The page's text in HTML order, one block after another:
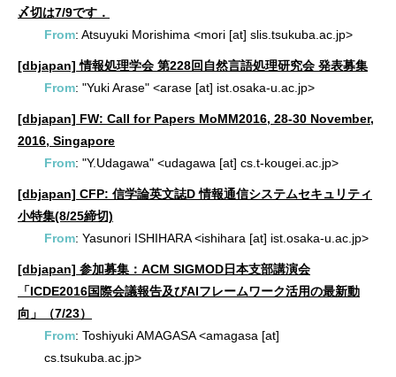
〆切は7/9です．
From: Atsuyuki Morishima <mori [at] slis.tsukuba.ac.jp>
[dbjapan] 情報処理学会 第228回自然言語処理研究会 発表募集
From: "Yuki Arase" <arase [at] ist.osaka-u.ac.jp>
[dbjapan] FW: Call for Papers MoMM2016, 28-30 November,
2016, Singapore
From: "Y.Udagawa" <udagawa [at] cs.t-kougei.ac.jp>
[dbjapan] CFP: 信学論英文誌D 情報通信システムセキュリティ
小特集(8/25締切)
From: Yasunori ISHIHARA <ishihara [at] ist.osaka-u.ac.jp>
[dbjapan] 参加募集：ACM SIGMOD日本支部講演会
「ICDE2016国際会議報告及びAIフレームワーク活用の最新動
向」（7/23）
From: Toshiyuki AMAGASA <amagasa [at]
cs.tsukuba.ac.jp>